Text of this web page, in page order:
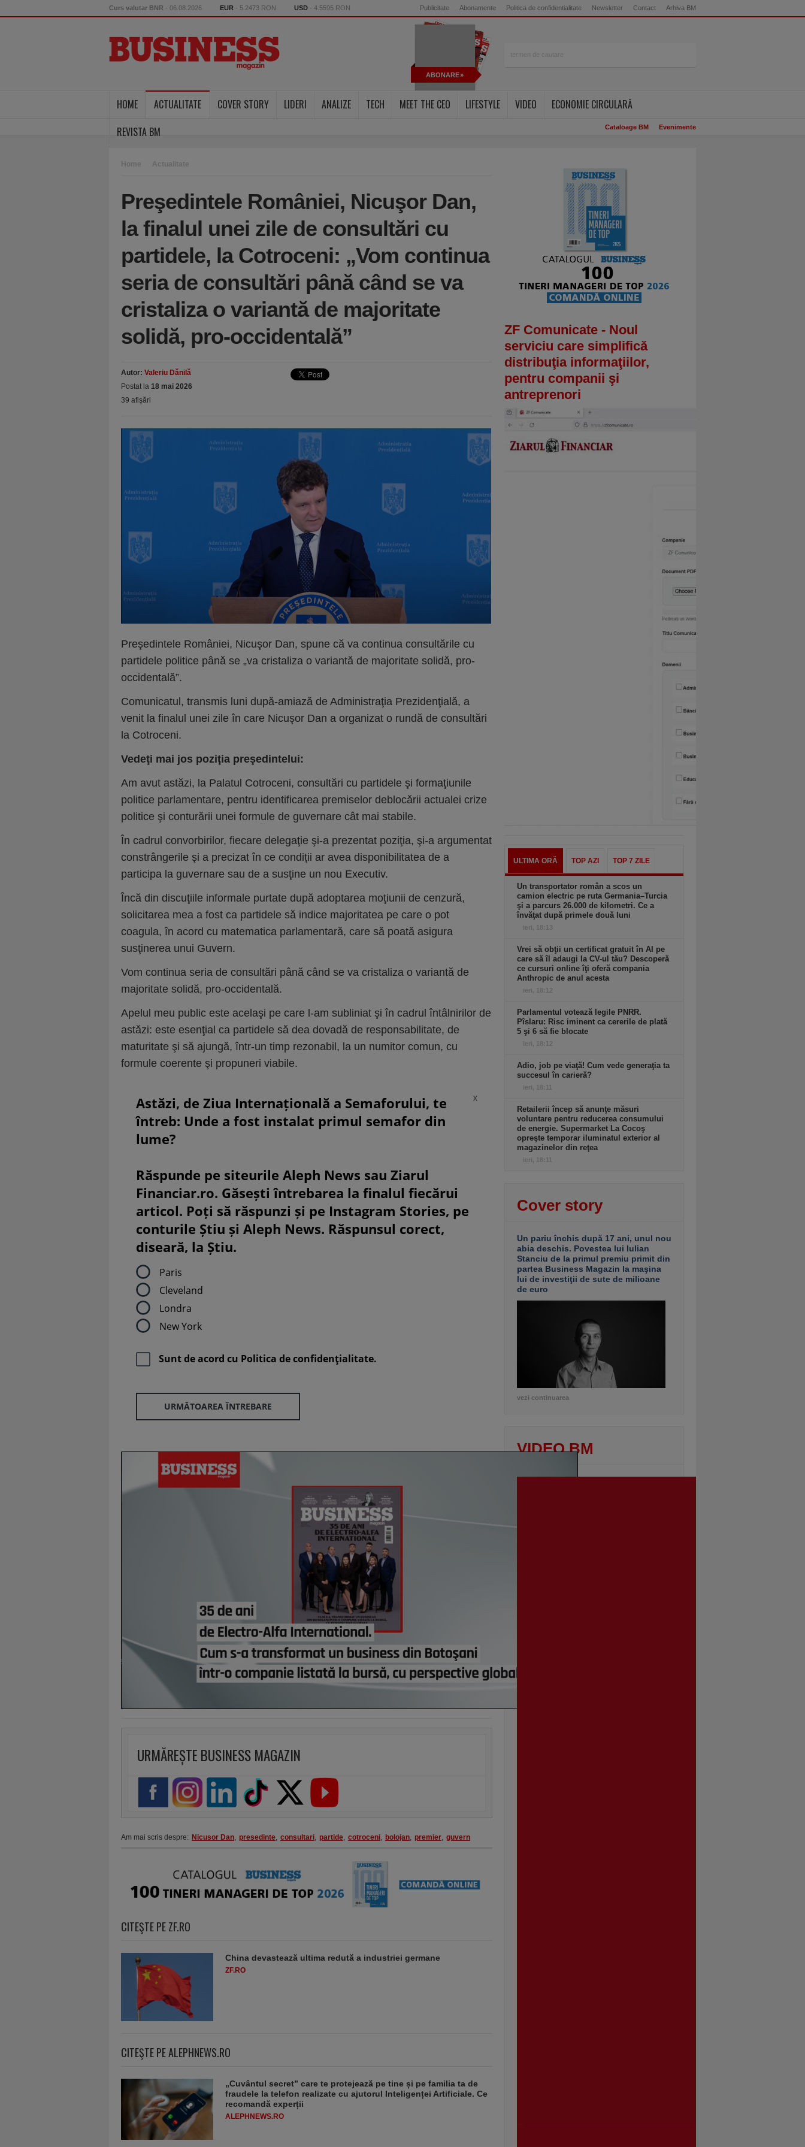
Curs valutar BNR - 06.08.2026 EUR - 5.2473 RON USD - 4.5595 RON Publicitate Abonamente Politica de confidentialitate Newsletter Contact Arhiva BM
ABONARE
HOME ACTUALITATE COVER STORY LIDERI ANALIZE TECH MEET THE CEO LIFESTYLE VIDEO
ECONOMIE CIRCULARĂ
REVISTA BM
Cataloage BM Evenimente
Home Actualitate
Preşedintele României, Nicuşor Dan,
la finalul unei zile de consultări cu
partidele, la Cotroceni: „Vom continua
seria de consultări până când se va
cristaliza o variantă de majoritate
solidă, pro-occidentală”
Autor: Valeriu Dănilă
Postat la 18 mai 2026
39 afişări
Preşedintele României, Nicuşor Dan, spune că va continua consultările cu
partidele politice până se „va cristaliza o variantă de majoritate solidă, pro-
occidentală”.
Comunicatul, transmis luni după-amiază de Administraţia Prezidenţială, a
venit la finalul unei zile în care Nicuşor Dan a organizat o rundă de consultări
la Cotroceni.
Vedeţi mai jos poziţia preşedintelui:
Am avut astăzi, la Palatul Cotroceni, consultări cu partidele şi formaţiunile
politice parlamentare, pentru identificarea premiselor deblocării actualei crize
politice şi conturării unei formule de guvernare cât mai stabile.
În cadrul convorbirilor, fiecare delegaţie şi-a prezentat poziţia, şi-a argumentat
constrângerile şi a precizat în ce condiţii ar avea disponibilitatea de a
participa la guvernare sau de a susţine un nou Executiv.
Încă din discuţiile informale purtate după adoptarea moţiunii de cenzură,
solicitarea mea a fost ca partidele să indice majoritatea pe care o pot
coagula, în acord cu matematica parlamentară, care să poată asigura
susţinerea unui Guvern.
Vom continua seria de consultări până când se va cristaliza o variantă de
majoritate solidă, pro-occidentală.
Apelul meu public este acelaşi pe care l-am subliniat şi în cadrul întâlnirilor de
astăzi: este esenţial ca partidele să dea dovadă de responsabilitate, de
maturitate şi să ajungă, într-un timp rezonabil, la un numitor comun, cu
formule coerente şi propuneri viabile.
X
Astăzi, de Ziua Internațională a Semaforului, te
întreb: Unde a fost instalat primul semafor din
lume?
Răspunde pe siteurile Aleph News sau Ziarul
Financiar.ro. Găsești întrebarea la finalul fiecărui
articol. Poți să răspunzi și pe Instagram Stories, pe
conturile Știu și Aleph News. Răspunsul corect,
diseară, la Știu.
Paris
Cleveland
Londra
New York
Sunt de acord cu Politica de confidenţialitate.
URMĂTOAREA ÎNTREBARE
URMĂREȘTE BUSINESS MAGAZIN
Am mai scris despre: Nicusor Dan, presedinte, consultari, partide, cotroceni, bolojan, premier, guvern
CITEŞTE PE ZF.RO
China devastează ultima redută a industriei germane
ZF.RO
CITEŞTE PE ALEPHNEWS.RO
„Cuvântul secret” care te protejează pe tine și pe familia ta de
fraudele la telefon realizate cu ajutorul Inteligenței Artificiale. Ce
recomandă experții
ALEPHNEWS.RO
ZF Comunicate - Noul
serviciu care simplifică
distribuţia informaţiilor,
pentru companii şi
antreprenori
ULTIMA ORĂ TOP AZI TOP 7 ZILE
Un transportator român a scos un
camion electric pe ruta Germania–Turcia
şi a parcurs 26.000 de kilometri. Ce a
învăţat după primele două luni
ieri, 18:13
Vrei să obţii un certificat gratuit în AI pe
care să îl adaugi la CV-ul tău? Descoperă
ce cursuri online îţi oferă compania
Anthropic de anul acesta
ieri, 18:12
Parlamentul votează legile PNRR.
Pîslaru: Risc iminent ca cererile de plată
5 şi 6 să fie blocate
ieri, 18:12
Adio, job pe viaţă! Cum vede generaţia ta
succesul în carieră?
ieri, 18:11
Retailerii încep să anunţe măsuri
voluntare pentru reducerea consumului
de energie. Supermarket La Cocoş
opreşte temporar iluminatul exterior al
magazinelor din reţea
ieri, 18:11
Cover story
Un pariu închis după 17 ani, unul nou
abia deschis. Povestea lui Iulian
Stanciu de la primul premiu primit din
partea Business Magazin la maşina
lui de investiţii de sute de milioane
de euro
vezi continuarea
VIDEO BM